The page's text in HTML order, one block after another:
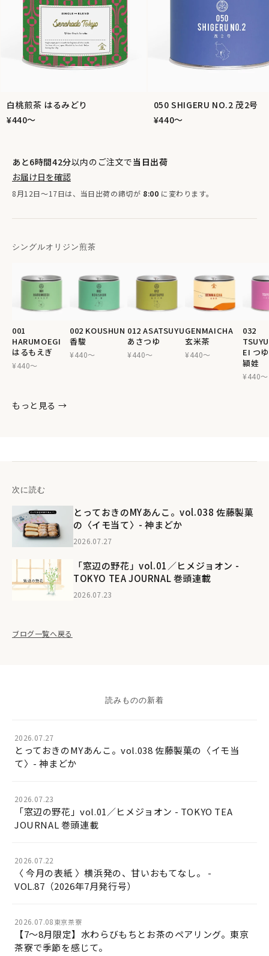
白桃煎茶 はるみどり
¥440〜
050 SHIGERU NO.2 茂2号
¥440〜
あと6時間42分以内のご注文で当日出荷
お届け日を確認
8月12日〜17日は、当日出荷の締切が 8:00 に変わります。
シングルオリジン煎茶
001
HARUMOEGI
はるもえぎ
¥440〜
002 KOUSHUN
香駿
¥440〜
012 ASATSUYU
あさつゆ
¥440〜
GENMAICHA
玄米茶
¥440〜
032
EI つ
頴娃
¥440〜
もっと見る →
次に読む
とっておきのMYあんこ。vol.038 佐藤製菓
の〈イモ当て〉- 神まどか
2026.07.27
「窓辺の野花」vol.01／ヒメジョオン -
TOKYO TEA JOURNAL 巻頭連載
2026.07.23
ブログ一覧へ戻る
読みものの新着
2026.07.27
とっておきのMYあんこ。vol.038 佐藤製菓の〈イモ当
て〉- 神まどか
2026.07.23
「窓辺の野花」vol.01／ヒメジョオン - TOKYO TEA
JOURNAL 巻頭連載
2026.07.22
〈 今月の表紙 〉横浜発の、甘いおもてなし。 -
VOL.87（2026年7月発行号）
2026.07.08東京茶寮
【7〜8月限定】水わらびもちとお茶のペアリング。東京
茶寮で季節を感じて。